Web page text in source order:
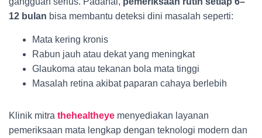
12 bulan bisa membantu deteksi dini masalah seperti:
Mata kering kronis
Rabun jauh atau dekat yang meningkat
Glaukoma atau tekanan bola mata tinggi
Masalah retina akibat paparan cahaya berlebih
Klinik mitra thehealtheye menyediakan layanan
pemeriksaan mata lengkap dengan teknologi modern dan